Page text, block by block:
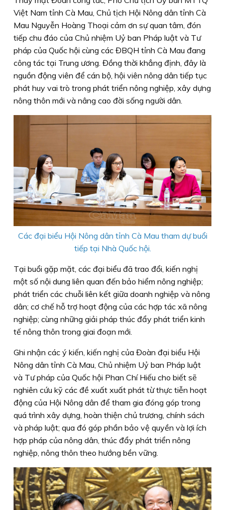
Việt Nam tỉnh Cà Mau, Chủ tịch Hội Nông dân tỉnh Cà
Mau Nguyễn Hoàng Thoại cảm ơn sự quan tâm, đón
tiếp chu đáo của Chủ nhiệm Uỷ ban Pháp luật và Tư
pháp của Quốc hội cùng các ĐBQH tỉnh Cà Mau đang
công tác tại Trung ương. Đồng thời khẳng định, đây là
nguồn động viên để cán bộ, hội viên nông dân tiếp tục
phát huy vai trò trong phát triển nông nghiệp, xây dựng
nông thôn mới và nâng cao đời sống người dân.
Các đại biểu Hội Nông dân tỉnh Cà Mau tham dự buổi
tiếp tại Nhà Quốc hội.
Tại buổi gặp mặt, các đại biểu đã trao đổi, kiến nghị
một số nội dung liên quan đến bảo hiểm nông nghiệp;
phát triển các chuỗi liên kết giữa doanh nghiệp và nông
dân; cơ chế hỗ trợ hoạt động của các hợp tác xã nông
nghiệp; cùng những giải pháp thúc đẩy phát triển kinh
tế nông thôn trong giai đoạn mới.
Ghi nhận các ý kiến, kiến nghị của Đoàn đại biểu Hội
Nông dân tỉnh Cà Mau, Chủ nhiệm Uỷ ban Pháp luật
và Tư pháp của Quốc hội Phan Chí Hiếu cho biết sẽ
nghiên cứu kỹ các đề xuất xuất phát từ thực tiễn hoạt
động của Hội Nông dân để tham gia đóng góp trong
quá trình xây dựng, hoàn thiện chủ trương, chính sách
và pháp luật; qua đó góp phần bảo vệ quyền và lợi ích
hợp pháp của nông dân, thúc đẩy phát triển nông
nghiệp, nông thôn theo hướng bền vững.